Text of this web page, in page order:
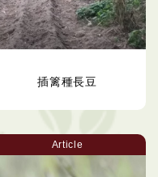
插篱種長豆
Article